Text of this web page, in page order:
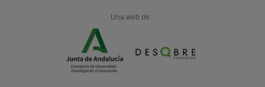
Una web de: